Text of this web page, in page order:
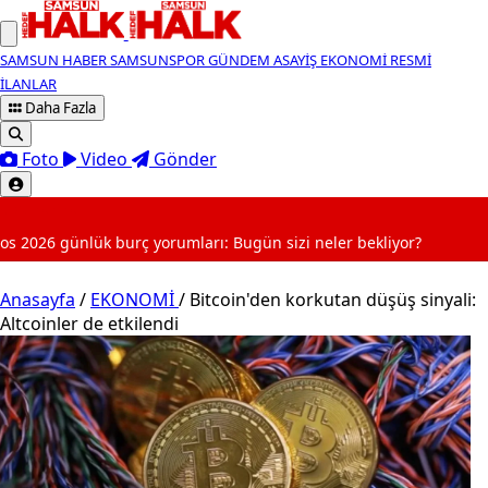
SAMSUN HABERSAMSUNSPORGÜNDEM ASAYİŞ EKONOMİ RESMİ
İLANLAR
Daha Fazla
Foto Video Gönder
Bugün sizi neler bekliyor?
Anasayfa / EKONOMİ/ Bitcoin'den korkutan düşüş sinyali:
Altcoinler de etkilendi